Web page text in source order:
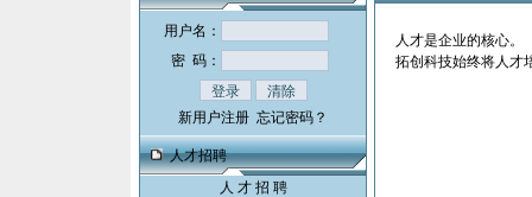
用户名：
密 码：
新用户注册 忘记密码？
人才招聘
人 才 招 聘
人才是企业的核心。
拓创科技始终将人才